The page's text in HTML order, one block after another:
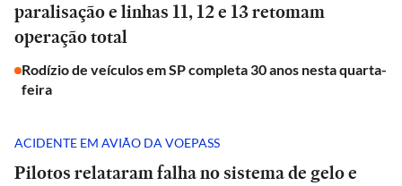
paralisação e linhas 11, 12 e 13 retomam
operação total
Rodízio de veículos em SP completa 30 anos nesta quarta-
feira
ACIDENTE EM AVIÃO DA VOEPASS
Pilotos relataram falha no sistema de gelo e